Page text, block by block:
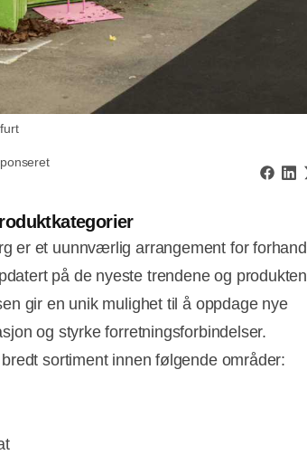
er et uunnværlig arrangement for
på de nyeste trendene og
gir en unik mulighet til å oppdage nye
og styrke forretningsforbindelser.
sortiment innen følgende områder: